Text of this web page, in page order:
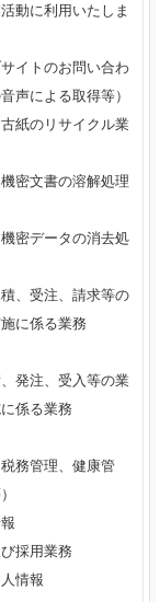
動に利用いたしま
イトのお問い合わ
声による取得等）
紙のリサイクル業
文書の溶解処理
データの消去処
、受注、請求等の
に係る業務
発注、受入等の業
係る業務
務管理、健康管
採用業務
情報